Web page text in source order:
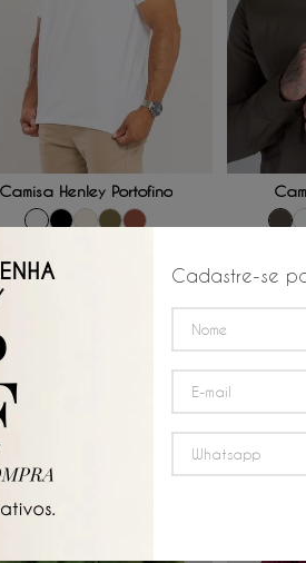
ADICIONAR AO CARRINHO
Camisa Henley Portofino
☆☆
R$
Cadastre-se